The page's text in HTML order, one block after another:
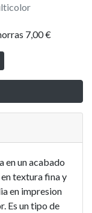
7,00 €
en un acabado
textura fina y
en impresion
Es un tipo de